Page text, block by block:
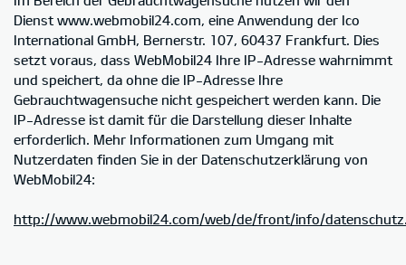
Dienst www.webmobil24.com, eine Anwendung der Ico
International GmbH, Bernerstr. 107, 60437 Frankfurt. Dies
setzt voraus, dass WebMobil24 Ihre IP-Adresse wahrnimmt
und speichert, da ohne die IP-Adresse Ihre
Gebrauchtwagensuche nicht gespeichert werden kann. Die
IP-Adresse ist damit für die Darstellung dieser Inhalte
erforderlich. Mehr Informationen zum Umgang mit
Nutzerdaten finden Sie in der Datenschutzerklärung von
WebMobil24:
http://www.webmobil24.com/web/de/front/info/